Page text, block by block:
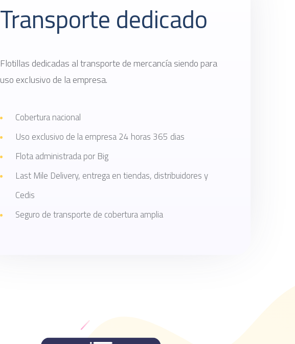
Transporte dedicado
Flotillas dedicadas al transporte de mercancía siendo para
uso exclusivo de la empresa.
Cobertura nacional
Uso exclusivo de la empresa 24 horas 365 dias
Flota administrada por Big
Last Mile Delivery, entrega en tiendas, distribuidores y
Cedis
Seguro de transporte de cobertura amplia